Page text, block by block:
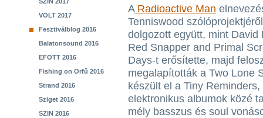
VOLT 2017
Fesztiválblog 2016
Balatonsound 2016
EFOTT 2016
Fishing on Orfű 2016
Strand 2016
Sziget 2016
SZIN 2016
ARadioactive Man
Tenniswood
dolgozott együtt, mint
Red Snapper and Primal
Days-t erősítette, majd
megalapították a Two Lone
készült el a Tiny
elektronikus albumok közé
mély basszus és soul